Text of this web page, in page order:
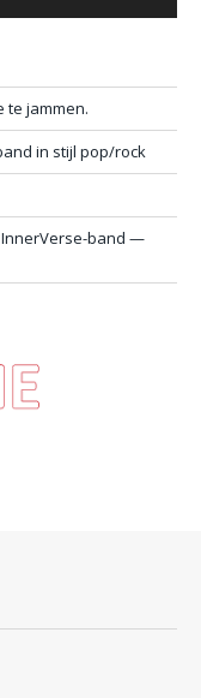
te jammen.
in stijl pop/rock
band —